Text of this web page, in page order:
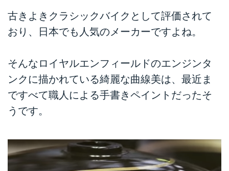
古きよきクラシックバイクとして評価されて
おり、日本でも人気のメーカーですよね。
そんなロイヤルエンフィールドのエンジンタ
ンクに描かれている綺麗な曲線美は、最近ま
ですべて職人による手書きペイントだったそ
うです。